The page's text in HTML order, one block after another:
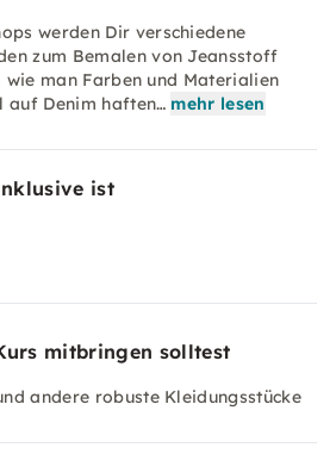
werden Dir verschiedene
zum Bemalen von Jeansstoff
man Farben und Materialien
auf Denim haften… mehr lesen
ist
mitbringen solltest
andere robuste Kleidungsstücke